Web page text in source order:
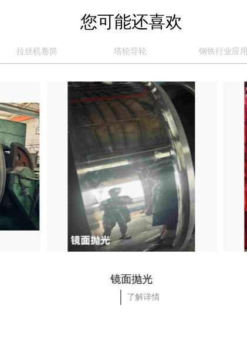
您可能还喜欢
拉丝机卷筒 塔轮导轮 钢铁行业应用
镜面抛光
了解详情